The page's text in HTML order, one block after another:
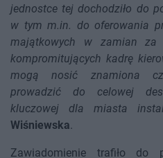
jednostce tej dochodziło do
w tym m.in. do oferowania
majątkowych w zamian za
kompromitujących kadrę
mogą nosić znamiona
prowadzić do celowej
kluczowej dla miasta
Wiśniewska.
Zawiadomienie trafiło do